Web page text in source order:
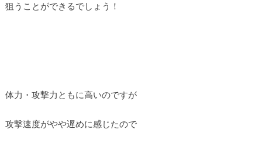
狙うことができるでしょう！
体力・攻撃力ともに高いのですが
攻撃速度がやや遅めに感じたので